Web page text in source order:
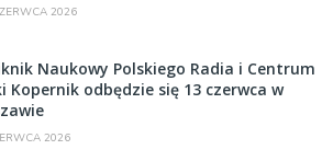
2026
Naukowy Polskiego Radia i Centrum
Kopernik odbędzie się 13 czerwca w
2026